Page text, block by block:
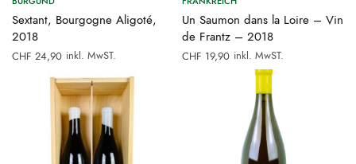
Sextant, Bourgogne Aligoté,
2018
CHF 24,90 inkl. MwST.
Un Saumon dans la Loire – Vin
de Frantz – 2018
CHF 19,90 inkl. MwST.